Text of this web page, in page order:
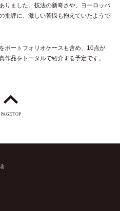
りました。技法の新奇さや、ヨーロッパ
批評に、激しい苦悩も抱えていたようで
ポートフォリオケースも含め、10点が
作品をトータルで紹介する予定です。
PAGETOP